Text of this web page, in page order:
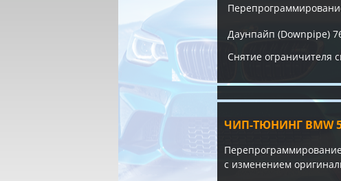
Даунпайп (Downpipe)
Снятие ограничителя
ЧИП-ТЮНИНГ BMW 5
с изменением